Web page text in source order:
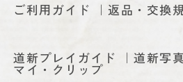
ご利用ガイド 返品・交換
道新プレイガイド 道新写
マイ・クリップ